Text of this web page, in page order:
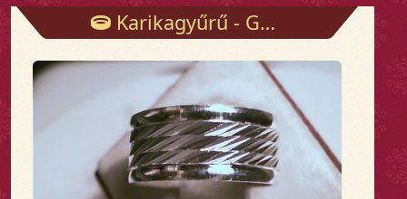
Karikagyűrű - Gyűrűk - Arany és ezüst ékszerek